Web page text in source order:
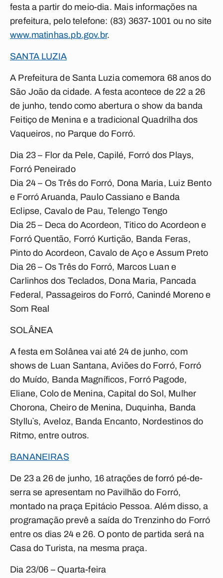
festa a partir do meio-dia. Mais informações na
prefeitura, pelo telefone: (83) 3637-1001 ou no site
www.matinhas.pb.gov.br.
SANTA LUZIA
A Prefeitura de Santa Luzia comemora 68 anos do
São João da cidade. A festa acontece de 22 a 26
de junho, tendo como abertura o show da banda
Feitiço de Menina e a tradicional Quadrilha dos
Vaqueiros, no Parque do Forró.
Dia 23 – Flor da Pele, Capilé, Forró dos Plays,
Forró Peneirado
Dia 24 – Os Três do Forró, Dona Maria, Luiz Bento
e Forró Aruanda, Paulo Cassiano e Banda
Eclipse, Cavalo de Pau, Telengo Tengo
Dia 25 – Deca do Acordeon, Titico do Acordeon e
Forró Quentão, Forró Kurtição, Banda Feras,
Pinto do Acordeon, Cavalo de Aço e Assum Preto
Dia 26 – Os Três do Forró, Marcos Luan e
Carlinhos dos Teclados, Dona Maria, Pancada
Federal, Passageiros do Forró, Canindé Moreno e
Som Real
SOLÂNEA
A festa em Solânea vai até 24 de junho, com
shows de Luan Santana, Aviões do Forró, Forró
do Muído, Banda Magníficos, Forró Pagode,
Eliane, Colo de Menina, Capital do Sol, Mulher
Chorona, Cheiro de Menina, Duquinha, Banda
Styllu`s, Aveloz, Banda Encanto, Nordestinos do
Ritmo, entre outros.
BANANEIRAS
De 23 a 26 de junho, 16 atrações de forró pé-de-
serra se apresentam no Pavilhão do Forró,
montado na praça Epitácio Pessoa. Além disso, a
programação prevê a saída do Trenzinho do Forró
entre os dias 24 e 26. O ponto de partida será na
Casa do Turista, na mesma praça.
Dia 23/06 – Quarta-feira